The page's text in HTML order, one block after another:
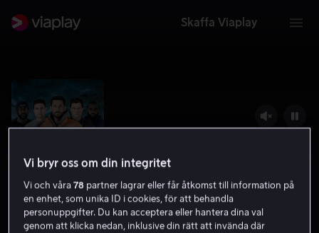
Skaffa Viaplay
Vi bryr oss om din integritet
Vi och våra78 partner lagrar eller får åtkomst till information på
en enhet, som unika ID i cookies, för att behandla
personuppgifter. Du kan acceptera eller hantera dina val
genom att klicka nedan, inklusive din rätt att invända där